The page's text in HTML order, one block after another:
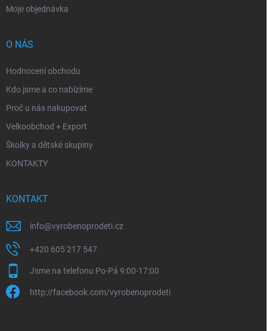
Moje objednávka
O NÁS
Hodnocení obchodu
Kdo jsme a co nabízíme
Proč u nás nakupovat
Velkoobchod + Export
Školky a dětské skupiny
KONTAKTY
KONTAKT
info@vyrobenoprodeti.cz
+420 605 217 547
Jsme na telefonu Po-Pá 9:00-17:00
http://facebook.com/vyrobenoprodeti